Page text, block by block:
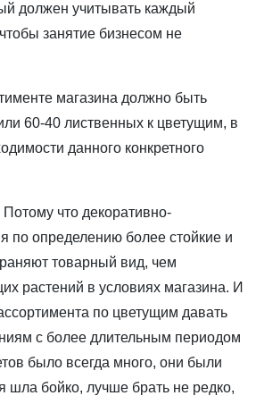
должен учитывать каждый
занятие бизнесом не
магазина должно быть
60-40 лиственных к цветущим, в
данного конкретного
что декоративно-
по определению более стойкие и
товарный вид, чем
растений в условиях магазина. И
по цветущим давать
с более длительным периодом
было всегда много, они были
шла бойко, лучше брать не редко,